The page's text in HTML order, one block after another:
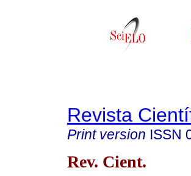
Revista
Print version ISSN
Rev. Cient.